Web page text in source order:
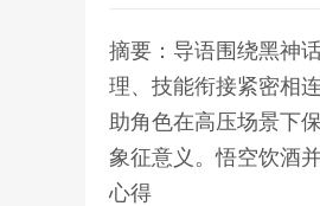
摘要：导语围绕黑神
理、技能衔接紧密相
助角色在高压场景下
象征意义。悟空饮酒
心得